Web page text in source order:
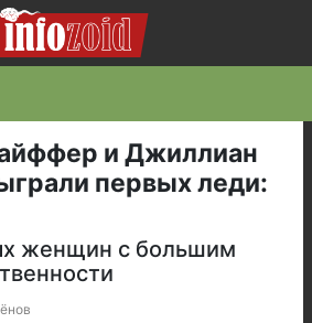
и Джиллиан
первых леди:
женщин с большим